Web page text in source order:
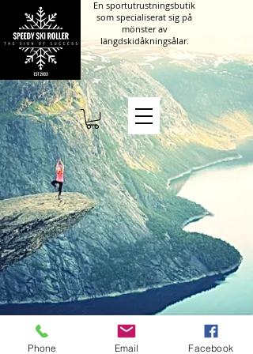
En sportutrustningsbutik
som specialiserat sig på
mönster av
längdskidåkningsålar.
Kumisevantie 460
Phone Email Facebook